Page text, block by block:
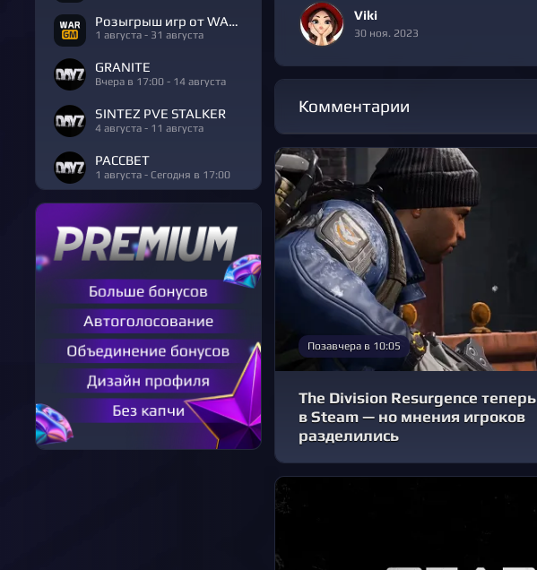
Розыгрыш игр от WARGM
1 августа - 31 августа
GRANITE
Вчера в 17:00 - 14 августа
SINTEZ PVE STALKER
4 августа - 11 августа
РАССВЕТ
1 августа - Сегодня в 17:00
Viki
30 ноя. 2023
Комментарии
Позавчера в 10:05
The Division Resurgence теперь
в Steam — но мнения игроков
разделились